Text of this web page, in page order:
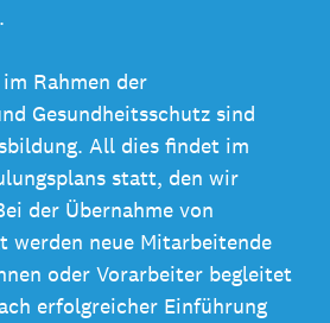
Rahmen der
Gesundheitsschutz sind
All dies findet im
statt, den wir
der Übernahme von
werden neue Mitarbeitende
oder Vorarbeiter begleitet
erfolgreicher Einführung